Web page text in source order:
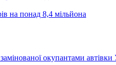
на понад 8,4 мільйона
окупантами автівки